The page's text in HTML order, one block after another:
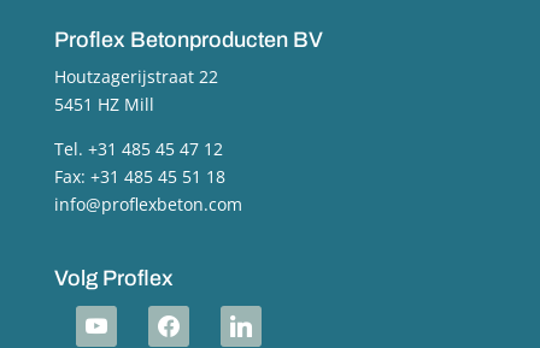
Proflex Betonproducten BV
Houtzagerijstraat 22
5451 HZ Mill
Tel. +31 485 45 47 12
Fax: +31 485 45 51 18
info@proflexbeton.com
Volg Proflex
youtube facebook linkedin